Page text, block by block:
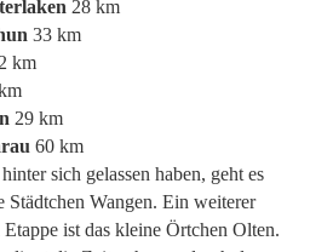
28 km
33 km
km
29 km
60 km
sich gelassen haben, geht es
Wangen. Ein weiterer
ist das kleine Örtchen Olten.